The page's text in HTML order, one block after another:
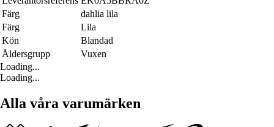
Färg
dahlia lila
Färg
Lila
Kön
Blandad
Åldersgrupp
Vuxen
Loading...
Loading...
Alla våra varumärken